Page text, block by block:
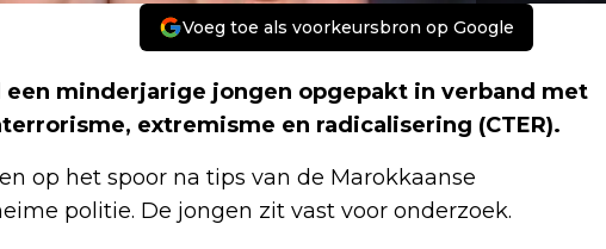
Voeg toe als voorkeursbron op Google
minderjarige jongen opgepakt in verband met
extremisme en radicalisering (CTER).
op het spoor na tips van de Marokkaanse
politie. De jongen zit vast voor onderzoek.